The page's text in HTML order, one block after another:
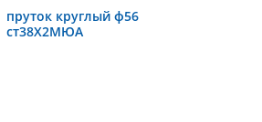
пруток круглый ф56
ст38Х2МЮА